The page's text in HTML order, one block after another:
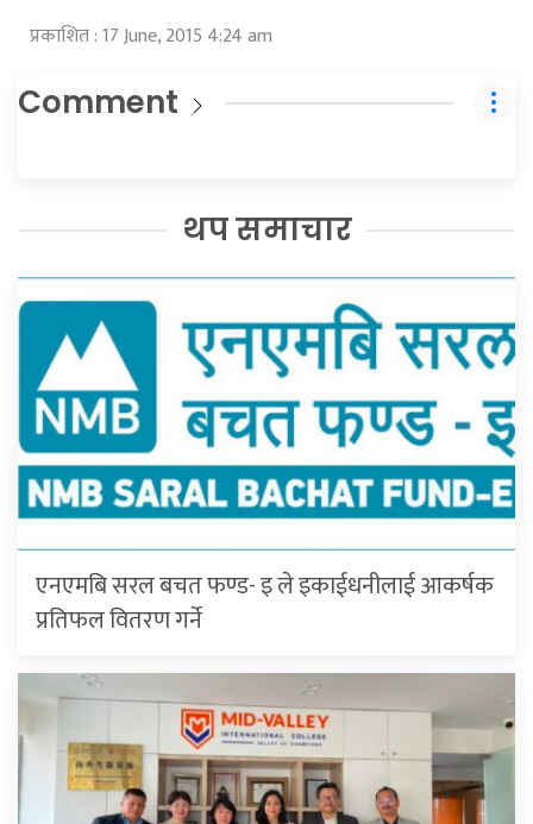
प्रकाशित : 17 June, 2015 4:24 am
Comment
थप समाचार
एनएमबि सरल बचत फण्ड- इ ले इकाईधनीलाई आकर्षक
प्रतिफल वितरण गर्ने